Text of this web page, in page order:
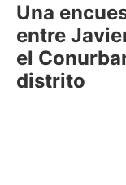
Una
entre
el
distrito